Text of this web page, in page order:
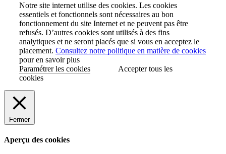
Notre site internet utilise des cookies. Les cookies
essentiels et fonctionnels sont nécessaires au bon
fonctionnement du site Internet et ne peuvent pas être
refusés. D’autres cookies sont utilisés à des fins
analytiques et ne seront placés que si vous en acceptez le
placement. Consultez notre politique en matière de cookies
pour en savoir plus
Paramétrer les cookies
Accepter tous les
cookies
Fermer
Aperçu des cookies